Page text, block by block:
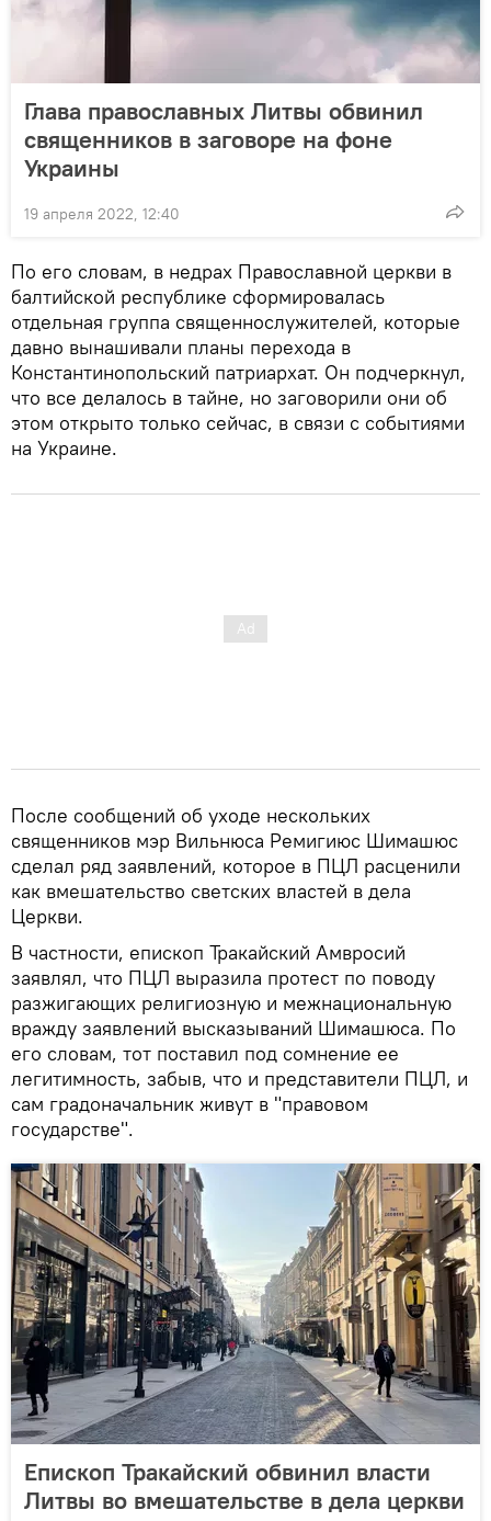
Глава православных Литвы обвинил
священников в заговоре на фоне
Украины
19 апреля 2022, 12:40
По его словам, в недрах Православной церкви в
балтийской республике сформировалась
отдельная группа священнослужителей, которые
давно вынашивали планы перехода в
Константинопольский патриархат. Он подчеркнул,
что все делалось в тайне, но заговорили они об
этом открыто только сейчас, в связи с событиями
на Украине.
После сообщений об уходе нескольких
священников мэр Вильнюса Ремигиюс Шимашюс
сделал ряд заявлений, которое в ПЦЛ расценили
как вмешательство светских властей в дела
Церкви.
В частности, епископ Тракайский Амвросий
заявлял, что ПЦЛ выразила протест по поводу
разжигающих религиозную и межнациональную
вражду заявлений высказываний Шимашюса. По
его словам, тот поставил под сомнение ее
легитимность, забыв, что и представители ПЦЛ, и
сам градоначальник живут в "правовом
государстве".
Епископ Тракайский обвинил власти
Литвы во вмешательстве в дела церкви